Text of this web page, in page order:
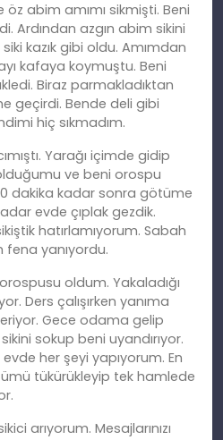
öz abim amımı sikmişti. Beni
Ardından azgın abim sikini
kazık gibi oldu. Amımdan
kafaya koymuştu. Beni
Biraz parmakladıktan
geçirdi. Bende deli gibi
hiç sıkmadım.
Yarağı içimde gidip
ve beni orospu
dakika kadar sonra götüme
evde çıplak gezdik.
hatırlamıyorum. Sabah
yanıyordu.
oldum. Yakaladığı
Ders çalışırken yanıma
Gece odama gelip
sokup beni uyandırıyor.
her şeyi yapıyorum. En
tükürükleyip tek hamlede
arıyorum. Mesajlarınızı